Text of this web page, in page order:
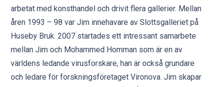
arbetat med konsthandel och drivit flera gallerier. Mellan
åren 1993 – 98 var Jim innehavare av Slottsgalleriet på
Huseby Bruk. 2007 startades ett intressant samarbete
mellan Jim och Mohammed Homman som är en av
världens ledande virusforskare, han är också grundare
och ledare för forskningsföretaget Vironova. Jim skapar